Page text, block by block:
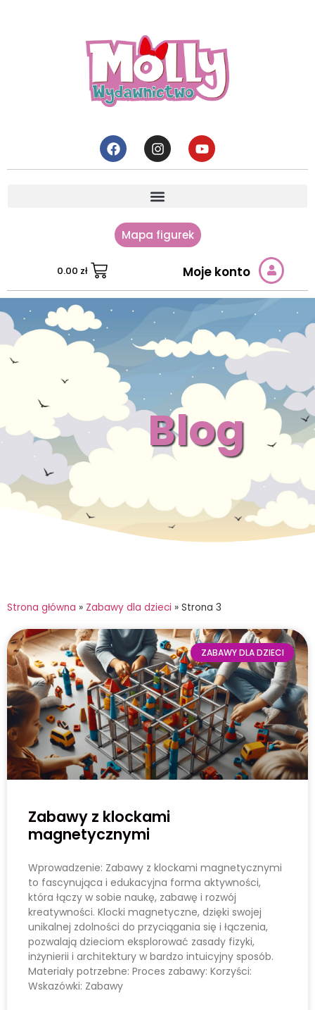
Mapa figurek
0.00 zł Moje konto
Blog
Strona główna » Zabawy dla dzieci » Strona 3
ZABAWY DLA DZIECI
Zabawy z klockami
magnetycznymi
Wprowadzenie: Zabawy z klockami magnetycznymi
to fascynująca i edukacyjna forma aktywności,
która łączy w sobie naukę, zabawę i rozwój
kreatywności. Klocki magnetyczne, dzięki swojej
unikalnej zdolności do przyciągania się i łączenia,
pozwalają dzieciom eksplorować zasady fizyki,
inżynierii i architektury w bardzo intuicyjny sposób.
Materiały potrzebne: Proces zabawy: Korzyści:
Wskazówki: Zabawy